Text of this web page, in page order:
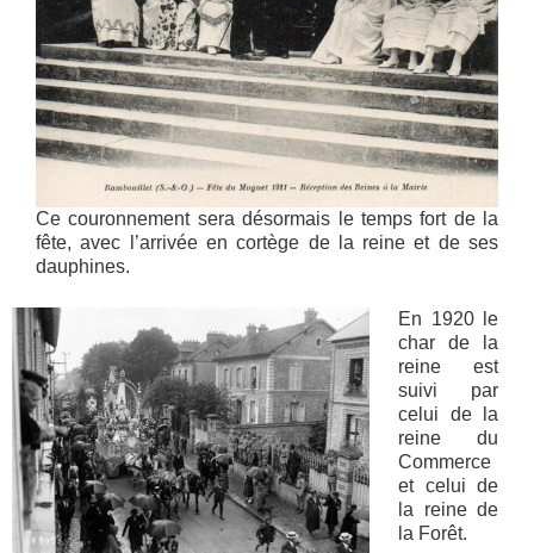
Ce couronnement sera désormais le temps fort de la
fête, avec l’arrivée en cortège de la reine et de ses
dauphines.
En 1920 le
char de la
reine est
suivi par
celui de la
reine du
Commerce
et celui de
la reine de
la Forêt.